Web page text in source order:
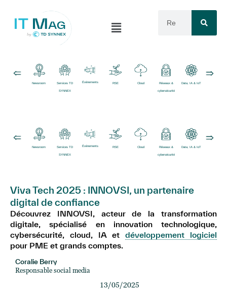
Newsroom Services TD
SYNNEX
Événements RSE Cloud Réseaux &
cybersécurité
Data, IA & IoT
Newsroom Services TD
SYNNEX
Événements RSE Cloud Réseaux &
cybersécurité
Data, IA & IoT
Viva Tech 2025 : INNOVSI, un partenaire
digital de confiance
Découvrez INNOVSI, acteur de la transformation
digitale, spécialisé en innovation technologique,
cybersécurité, cloud, IA etdéveloppement logiciel
pour PME et grands comptes.
Coralie Berry
Responsable social media
13/05/2025